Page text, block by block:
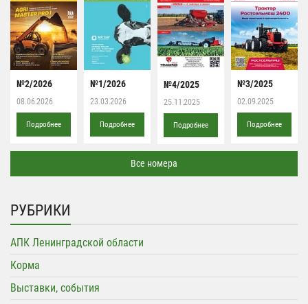
№2/2026
08.06.2026
Подробнее
№1/2026
23.03.2026
Подробнее
№4/2025
25.11.2025
Подробнее
№3/2025
02.09.2025
Подробнее
Все номера
РУБРИКИ
АПК Ленинградской области
Корма
Выставки, события